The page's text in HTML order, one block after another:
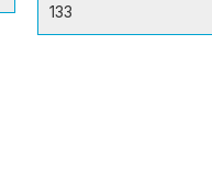
133